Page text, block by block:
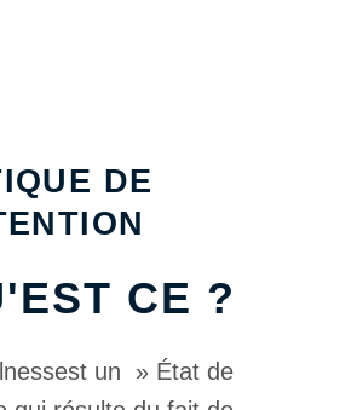
DE
CE ?
un » État de